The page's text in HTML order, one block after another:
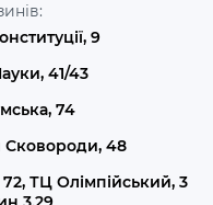
9
41/43
74
Сковороди, 48
ТЦ Олімпійський, 3